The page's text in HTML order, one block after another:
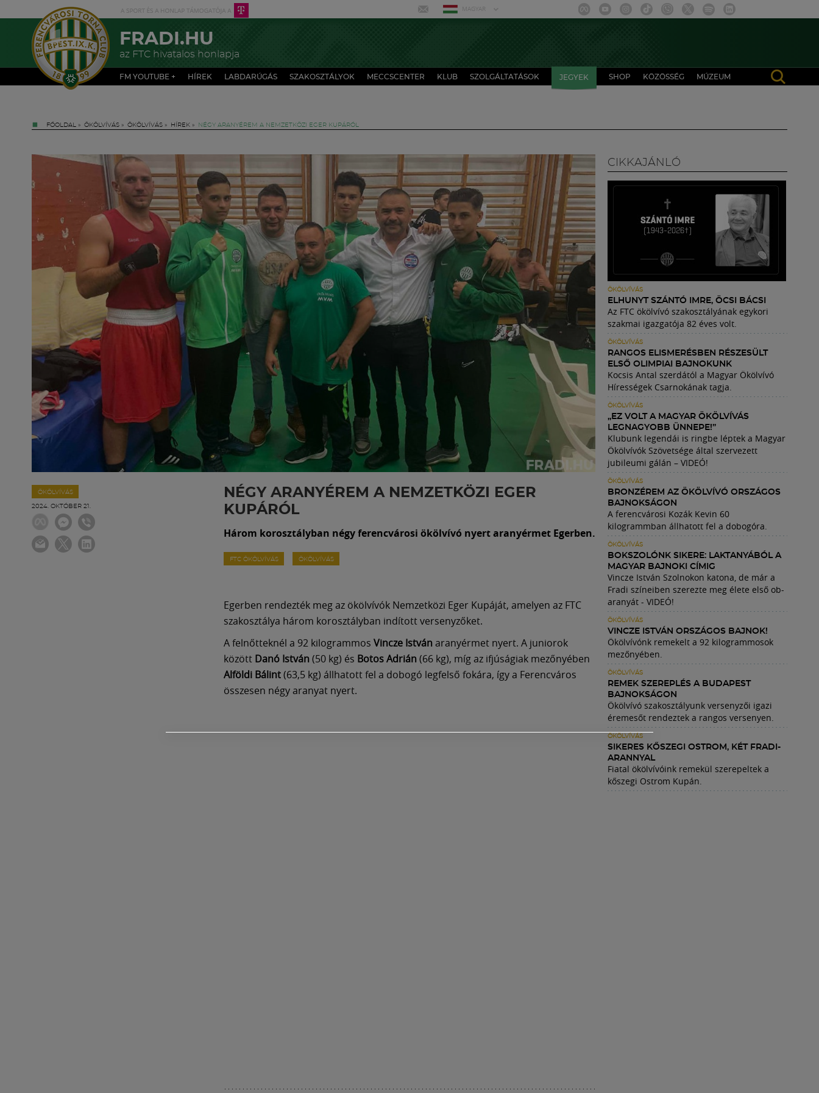
MAGYAR
FRADI.HU
az FTC hivatalos honlapja
FM YOUTUBE + HÍREK LABDARÚGÁS SZAKOSZTÁLYOK MECCSCENTER KLUB SZOLGÁLTATÁSOK JEGYEK SHOP KÖZÖSSÉG MÚZEUM
FŐOLDAL » ÖKÖLVÍVÁS » ÖKÖLVÍVÁS » HÍREK » NÉGY ARANYÉREM A NEMZETKÖZI EGER KUPÁRÓL
ÖKÖLVÍVÁS
2024. OKTÓBER 21.
NÉGY ARANYÉREM A NEMZETKÖZI EGER
KUPÁRÓL
Három korosztályban négy ferencvárosi ökölvívó nyert aranyérmet Egerben.
FTC ÖKÖLVÍVÁS ÖKÖLVÍVÁS
Egerben rendezték meg az ökölvívók Nemzetközi Eger Kupáját, amelyen az FTC
szakosztálya három korosztályban indított versenyzőket.
A felnőtteknél a 92 kilogrammos Vincze István aranyérmet nyert. A juniorok
között Danó István (50 kg) és Botos Adrián (66 kg), míg az ifjúságiak mezőnyében
Alföldi Bálint(63,5 kg) állhatott fel a dobogó legfelső fokára, így a Ferencváros
összesen négy aranyat nyert.
CIKKAJÁNLÓ
ÖKÖLVÍVÁS
ELHUNYT SZÁNTÓ IMRE, ÖCSI BÁCSI
Az FTC ökölvívó szakosztályának egykori
szakmai igazgatója 82 éves volt.
ÖKÖLVÍVÁS
RANGOS ELISMERÉSBEN RÉSZESÜLT
ELSŐ OLIMPIAI BAJNOKUNK
Kocsis Antal szerdától a Magyar Ökölvívó
Hírességek Csarnokának tagja.
ÖKÖLVÍVÁS
„EZ VOLT A MAGYAR ÖKÖLVÍVÁS
LEGNAGYOBB ÜNNEPE!”
Klubunk legendái is ringbe léptek a Magyar
Ökölvívók Szövetsége által szervezett
jubileumi gálán – VIDEÓ!
ÖKÖLVÍVÁS
BRONZÉREM AZ ÖKÖLVÍVÓ ORSZÁGOS
BAJNOKSÁGON
A ferencvárosi Kozák Kevin 60
kilogrammban állhatott fel a dobogóra.
ÖKÖLVÍVÁS
BOKSZOLÓNK SIKERE: LAKTANYÁBÓL A
MAGYAR BAJNOKI CÍMIG
Vincze István Szolnokon katona, de már a
Fradi színeiben szerezte meg élete első ob-
aranyát - VIDEÓ!
ÖKÖLVÍVÁS
VINCZE ISTVÁN ORSZÁGOS BAJNOK!
Ökölvívónk remekelt a 92 kilogrammosok
mezőnyében.
ÖKÖLVÍVÁS
REMEK SZEREPLÉS A BUDAPEST
BAJNOKSÁGON
Ökölvívó szakosztályunk versenyzői igazi
éremesőt rendeztek a rangos versenyen.
ÖKÖLVÍVÁS
SIKERES KŐSZEGI OSTROM, KÉT FRADI-
ARANNYAL
Fiatal ökölvívóink remekül szerepeltek a
kőszegi Ostrom Kupán.